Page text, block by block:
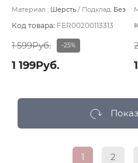
Материал : Шерсть Подклад: Без
Код товара: FER00200113313
1 599Руб. -25%
1 199Руб.
1 2